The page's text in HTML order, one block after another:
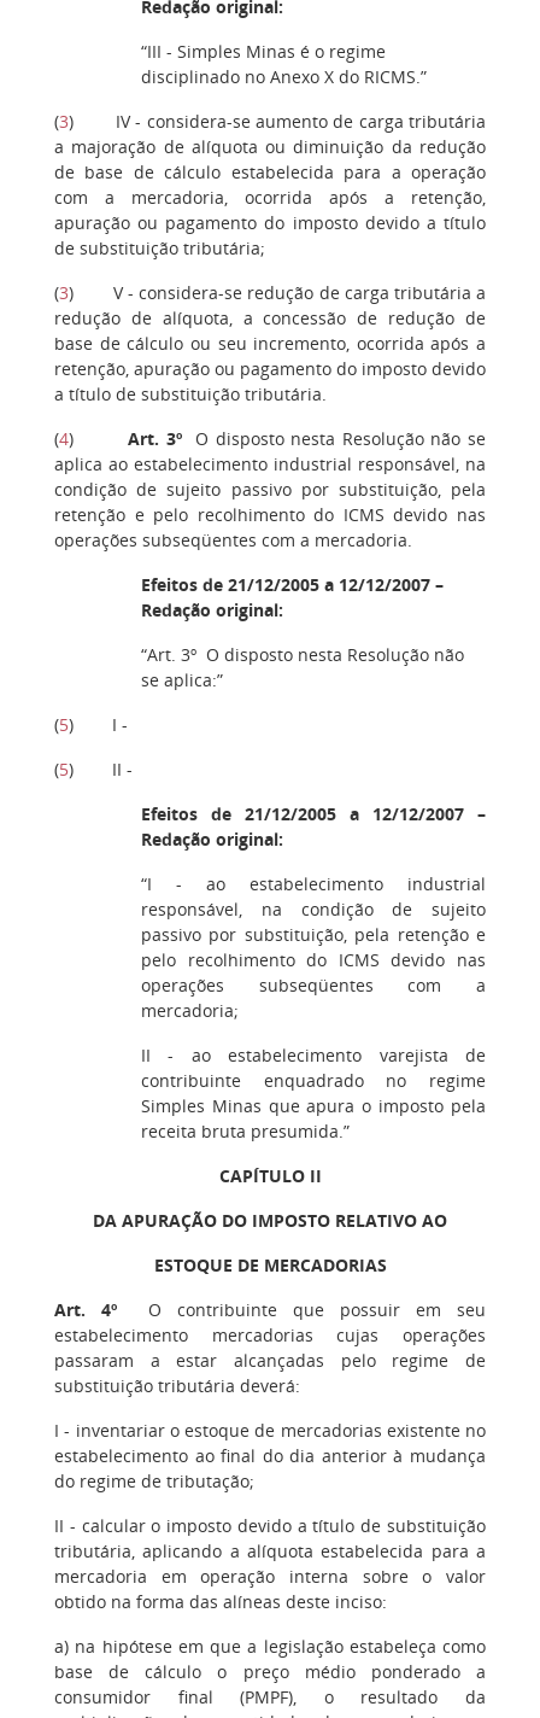
Redação original:
“III - Simples Minas é o regime
disciplinado no Anexo X do RICMS.”
(3) IV - considera-se aumento de carga tributária
a majoração de alíquota ou diminuição da redução
de base de cálculo estabelecida para a operação
com a mercadoria, ocorrida após a retenção,
apuração ou pagamento do imposto devido a título
de substituição tributária;
(3) V - considera-se redução de carga tributária a
redução de alíquota, a concessão de redução de
base de cálculo ou seu incremento, ocorrida após a
retenção, apuração ou pagamento do imposto devido
a título de substituição tributária.
(4) Art. 3ºO disposto nesta Resolução não se
aplica ao estabelecimento industrial responsável, na
condição de sujeito passivo por substituição, pela
retenção e pelo recolhimento do ICMS devido nas
operações subseqüentes com a mercadoria.
Efeitos de 21/12/2005 a 12/12/2007 –
Redação original:
“Art. 3º O disposto nesta Resolução não
se aplica:”
(5) I -
(5) II -
Efeitos de 21/12/2005 a 12/12/2007 –
Redação original:
“I - ao estabelecimento industrial
responsável, na condição de sujeito
passivo por substituição, pela retenção e
pelo recolhimento do ICMS devido nas
operações subseqüentes com a
mercadoria;
II - ao estabelecimento varejista de
contribuinte enquadrado no regime
Simples Minas que apura o imposto pela
receita bruta presumida.”
CAPÍTULO II
DA APURAÇÃO DO IMPOSTO RELATIVO AO
ESTOQUE DE MERCADORIAS
Art. 4º O contribuinte que possuir em seu
estabelecimento mercadorias cujas operações
passaram a estar alcançadas pelo regime de
substituição tributária deverá:
I - inventariar o estoque de mercadorias existente no
estabelecimento ao final do dia anterior à mudança
do regime de tributação;
II - calcular o imposto devido a título de substituição
tributária, aplicando a alíquota estabelecida para a
mercadoria em operação interna sobre o valor
obtido na forma das alíneas deste inciso:
a) na hipótese em que a legislação estabeleça como
base de cálculo o preço médio ponderado a
consumidor final (PMPF), o resultado da